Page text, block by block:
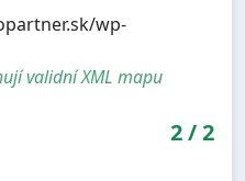
wp-
validní XML mapu
2/2